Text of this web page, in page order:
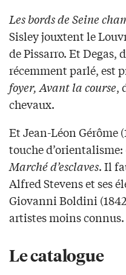
Les bords de Seine
Sisley jouxtent le
de Pissarro. Et Degas,
récemment parlé, est
foyer, Avant la course,
chevaux.
Et Jean-Léon Gérôme
touche d’orientalisme:
Marché d’esclaves. Il
Alfred Stevens et ses
Giovanni Boldini
artistes moins connus.
Le catalogue